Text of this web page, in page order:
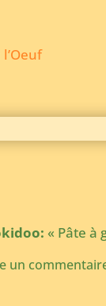
« Pâte à
un